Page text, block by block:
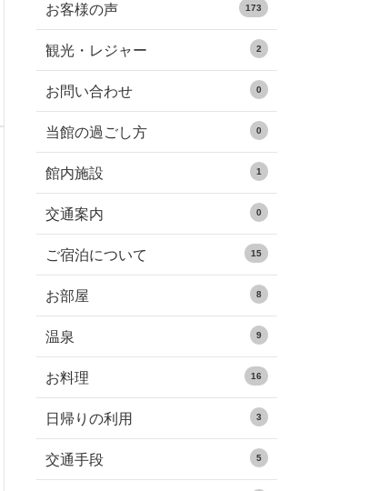
お客様の声 173
観光・レジャー 2
お問い合わせ 0
当館の過ごし方 0
館内施設 1
交通案内 0
ご宿泊について 15
お部屋 8
温泉 9
お料理 16
日帰りの利用 3
交通手段 5